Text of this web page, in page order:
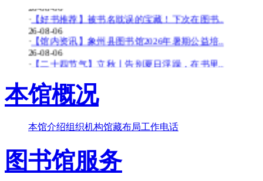
【好书推荐】被书名耽误的宝藏！下次在图书..
26-08-06
·【馆内资讯】象州县图书馆2026年暑期公益培..
26-08-06
【二十四节气】立秋丨告别夏日浮躁，在书里..
【少儿多媒体图书馆】边画边学！超有趣的少..
26-07-20
·【暑期公益培训班】象州县图书馆2026年暑期..
·【好书推荐】大暑天容易犯困？这些“烧脑”..
·【共读八桂-乡音童韵】广西桂林图书馆“共读..
26-07-20
·【二十四节气】大暑-_-大暑至-夏更浓
本馆概况
本馆介绍组织机构馆藏布局工作电话
图书馆服务